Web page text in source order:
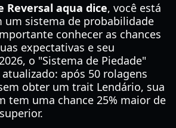
Reversal aqua dice, você está
um sistema de probabilidade
conhecer as chances
expectativas e seu
o "Sistema de Piedade"
após 50 rolagens
obter um trait Lendário, sua
tem uma chance 25% maior de